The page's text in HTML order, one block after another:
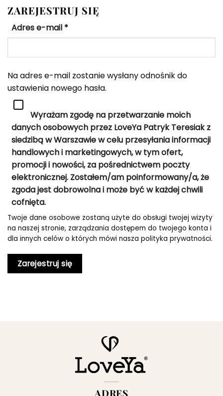
ZAREJESTRUJ SIĘ
Adres e-mail *Wymagane
Na adres e-mail zostanie wysłany odnośnik do
ustawienia nowego hasła.
Wyrażam zgodę na przetwarzanie moich
danych osobowych przez LoveYa Patryk Teresiak z
siedzibą w Warszawie w celu przesyłania informacji
handlowych i marketingowych, w tym ofert,
promocji i nowości, za pośrednictwem poczty
elektronicznej. Zostałem/am poinformowany/a, że
zgoda jest dobrowolna i może być w każdej chwili
cofnięta.
Twoje dane osobowe zostaną użyte do obsługi twojej wizyty
na naszej stronie, zarządzania dostępem do twojego konta i
dla innych celów o których mówi nasza polityka prywatności.
Zarejestruj się
ADRES